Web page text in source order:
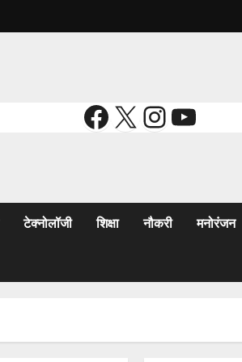
Facebook
X Instagram
YouTube
टेक्नोलॉजी शिक्षा नौकरी मनोरंजन